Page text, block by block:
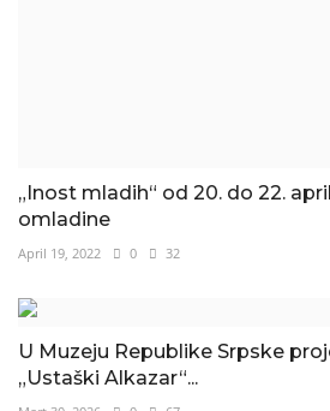
„Inost mladih“ od 20. do 22.
omladine
April 19, 2022 0 32
U Muzeju Republike Srpske
„Ustaški Alkazar“...